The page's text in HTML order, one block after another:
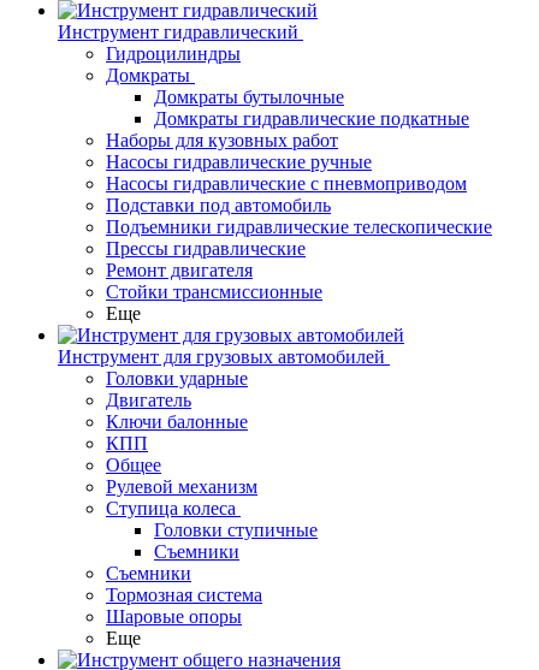
Инструмент гидравлический
Гидроцилиндры
Домкраты
Домкраты бутылочные
Домкраты гидравлические подкатные
Наборы для кузовных работ
Насосы гидравлические ручные
Насосы гидравлические с пневмоприводом
Подставки под автомобиль
Подъемники гидравлические телескопические
Прессы гидравлические
Ремонт двигателя
Стойки трансмиссионные
Еще
Инструмент для грузовых автомобилей
Головки ударные
Двигатель
Ключи балонные
КПП
Общее
Рулевой механизм
Ступица колеса
Головки ступичные
Съемники
Съемники
Тормозная система
Шаровые опоры
Еще